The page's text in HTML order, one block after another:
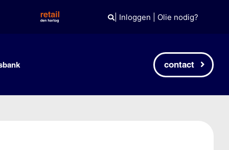
| Inloggen Olie nodig?
contact